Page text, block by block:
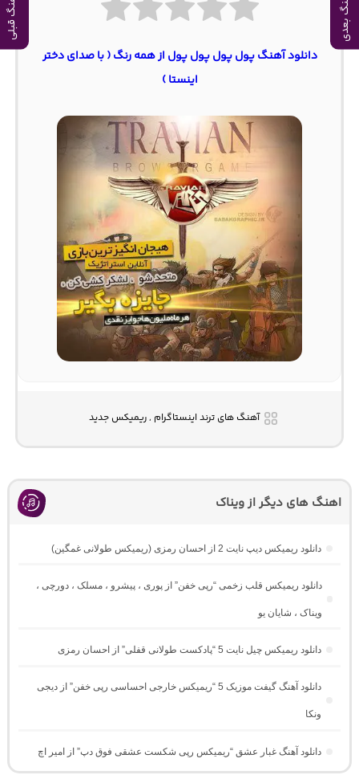
آهنگ بعدی آهنگ قبلی
دانلود آهنگ پول پول پول پول از همه رنگ ( با صدای دختر
اینستا )
آهنگ های ترند اینستاگرام , ریمیکس جدید
اهنگ های دیگر از ویناک
دانلود ریمیکس دیپ نایت 2 از احسان رمزی (ریمیکس طولانی غمگین)
دانلود ریمیکس قلب زخمی “رپی خفن” از پوری ، پیشرو ، مسلک ، دورچی ،
ویناک ، شایان یو
دانلود ریمیکس چیل نایت 5 “پادکست طولانی قفلی” از احسان رمزی
دانلود آهنگ گیفت موزیک 5 “ریمیکس خارجی احساسی رپی خفن” از دیجی
ونکا
دانلود آهنگ غبار عشق “ریمیکس رپی شکست عشقی فوق دپ” از امیر اچ